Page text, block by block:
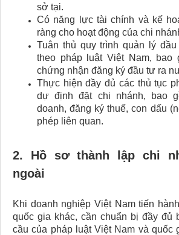
sở tại.
Có năng lực tài chính và kế
ràng cho hoạt động của chi
Tuân thủ quy trình quản lý
theo pháp luật Việt Nam, bao
chứng nhận đăng ký đầu tư ra
Thực hiện đầy đủ các thủ tục
dự định đặt chi nhánh, bao
doanh, đăng ký thuế, con dấu
phép liên quan.
2. Hồ sơ thành lập chi
ngoài
Khi doanh nghiệp Việt Nam tiến
quốc gia khác, cần chuẩn bị đầy đủ
cầu của pháp luật Việt Nam và quốc